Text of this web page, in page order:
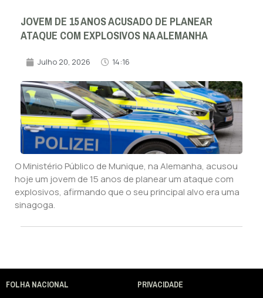
JOVEM DE 15 ANOS ACUSADO DE PLANEAR
ATAQUE COM EXPLOSIVOS NA ALEMANHA
Julho 20, 2026 14:16
O Ministério Público de Munique, na Alemanha, acusou
hoje um jovem de 15 anos de planear um ataque com
explosivos, afirmando que o seu principal alvo era uma
sinagoga.
FOLHA NACIONAL PRIVACIDADE